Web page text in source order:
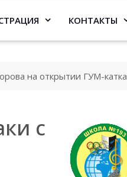
КОНТАКТЫ
на открытии ГУМ-катка
с